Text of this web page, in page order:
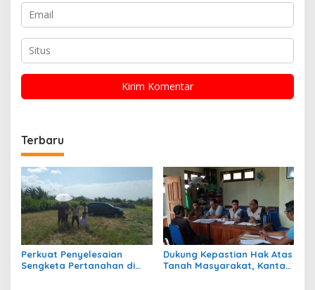
Terbaru
Perkuat Penyelesaian
Sengketa Pertanahan di
Dukung Kepastian Hak Atas
Tanah Masyarakat, Kantah